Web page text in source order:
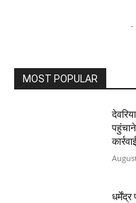
-
MOST POPULAR